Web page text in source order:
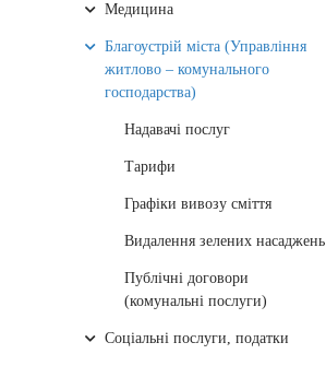
Медицина
Благоустрій міста (Управління
житлово – комунального
господарства)
Надавачі послуг
Тарифи
Графіки вивозу сміття
Видалення зелених насаджень
Публічні договори
(комунальні послуги)
Соціальні послуги, податки